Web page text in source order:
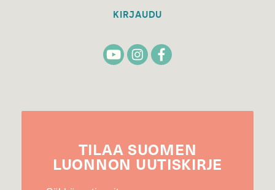
KIRJAUDU
TILAA SUOMEN
LUONNON UUTIS­KIRJE